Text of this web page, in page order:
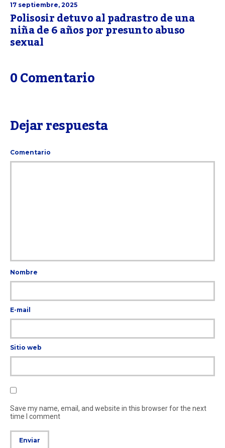
17 septiembre, 2025
Polisosir detuvo al padrastro de una
niña de 6 años por presunto abuso
sexual
0 Comentario
Dejar respuesta
Comentario
Nombre
E-mail
Sitio web
Save my name, email, and website in this browser for the next
time I comment